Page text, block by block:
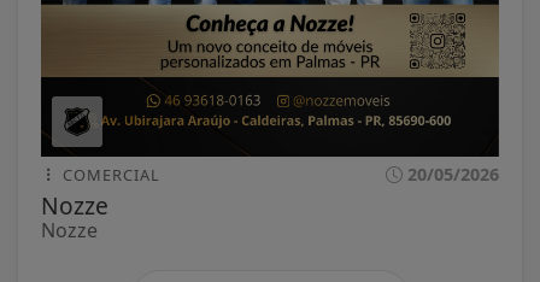
COMERCIAL 20/05/2026
Nozze
Nozze